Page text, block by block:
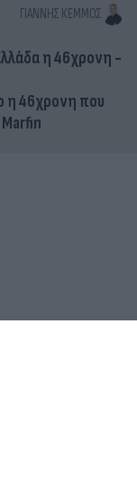
ΓΙΆΝΝΗΣ ΚΈΜΜΟΣ
η 46χρονη -
η 46χρονη που